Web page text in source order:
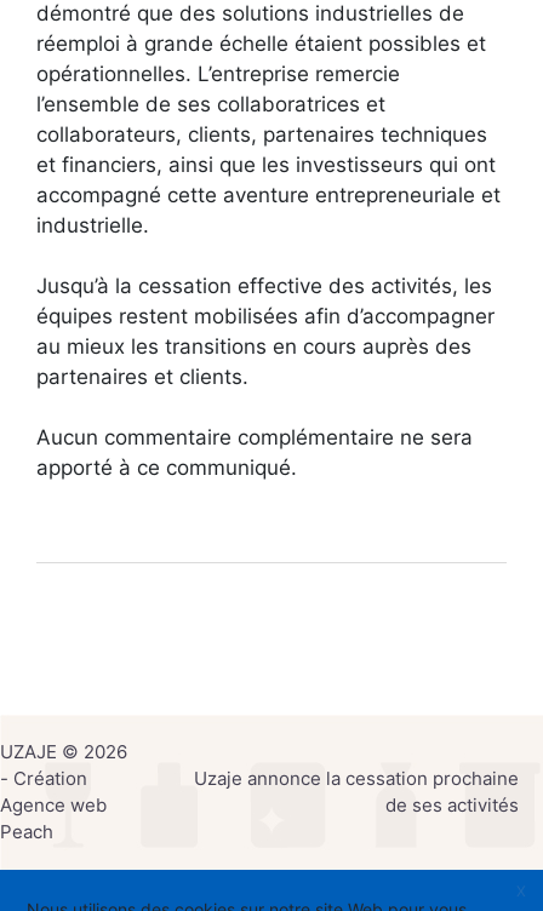
démontré que des solutions industrielles de
réemploi à grande échelle étaient possibles et
opérationnelles. L’entreprise remercie
l’ensemble de ses collaboratrices et
collaborateurs, clients, partenaires techniques
et financiers, ainsi que les investisseurs qui ont
accompagné cette aventure entrepreneuriale et
industrielle.
Jusqu’à la cessation effective des activités, les
équipes restent mobilisées afin d’accompagner
au mieux les transitions en cours auprès des
partenaires et clients.
Aucun commentaire complémentaire ne sera
apporté à ce communiqué.
UZAJE © 2026
- Création
Agence web
Peach
Uzaje annonce la cessation prochaine
de ses activités
X